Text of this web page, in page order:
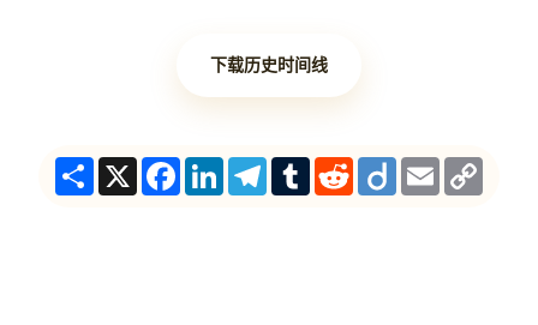
下载历史时间线
ShareX Facebook
LinkedInTelegram
TumblrRedditDiigoEmail